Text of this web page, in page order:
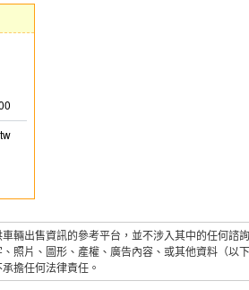
輛出售資訊的參考平台，並不涉入其中的任何
照片、圖形、產權、廣告內容、或其他資料（
擔任何法律責任。